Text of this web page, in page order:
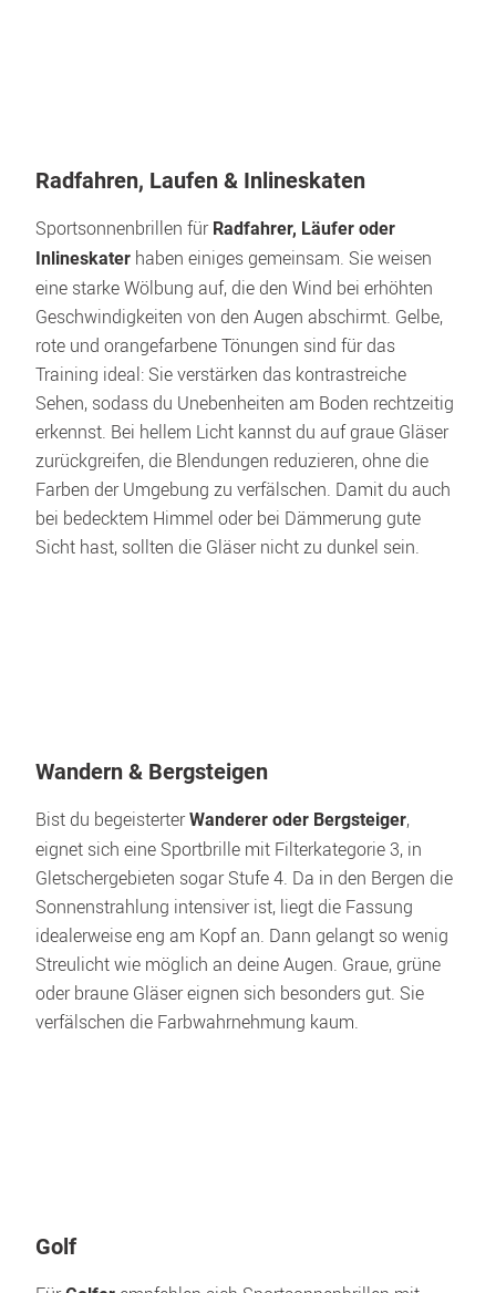
Radfahren, Laufen & Inlineskaten
Sportsonnenbrillen für Radfahrer, Läufer oder
Inlineskater haben einiges gemeinsam. Sie weisen
eine starke Wölbung auf, die den Wind bei erhöhten
Geschwindigkeiten von den Augen abschirmt. Gelbe,
rote und orangefarbene Tönungen sind für das
Training ideal: Sie verstärken das kontrastreiche
Sehen, sodass du Unebenheiten am Boden rechtzeitig
erkennst. Bei hellem Licht kannst du auf graue Gläser
zurückgreifen, die Blendungen reduzieren, ohne die
Farben der Umgebung zu verfälschen. Damit du auch
bei bedecktem Himmel oder bei Dämmerung gute
Sicht hast, sollten die Gläser nicht zu dunkel sein.
Wandern & Bergsteigen
Bist du begeisterter Wanderer oder Bergsteiger,
eignet sich eine Sportbrille mit Filterkategorie 3, in
Gletschergebieten sogar Stufe 4. Da in den Bergen die
Sonnenstrahlung intensiver ist, liegt die Fassung
idealerweise eng am Kopf an. Dann gelangt so wenig
Streulicht wie möglich an deine Augen. Graue, grüne
oder braune Gläser eignen sich besonders gut. Sie
verfälschen die Farbwahrnehmung kaum.
Golf